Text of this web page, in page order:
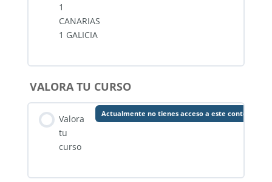
1
CANARIAS
1 GALICIA
VALORA TU CURSO
Valora
tu
curso
Actualmente no tienes acceso a este contenido